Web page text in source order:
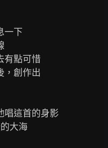
一下
有點可惜
，創作出
唱這首的身影
大海